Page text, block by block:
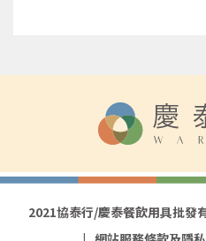
2021協泰行/慶泰餐飲用具批